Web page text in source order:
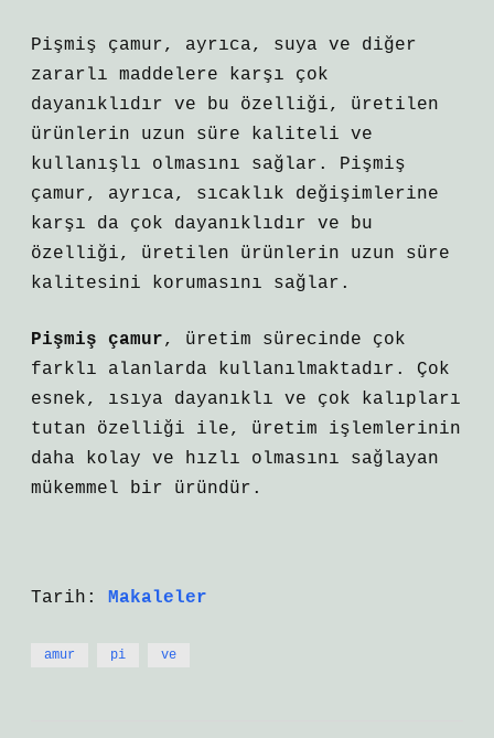
Pişmiş çamur, ayrıca, suya ve diğer
zararlı maddelere karşı çok
dayanıklıdır ve bu özelliği, üretilen
ürünlerin uzun süre kaliteli ve
kullanışlı olmasını sağlar. Pişmiş
çamur, ayrıca, sıcaklık değişimlerine
karşı da çok dayanıklıdır ve bu
özelliği, üretilen ürünlerin uzun süre
kalitesini korumasını sağlar.
Pişmiş çamur, üretim sürecinde çok
farklı alanlarda kullanılmaktadır. Çok
esnek, ısıya dayanıklı ve çok kalıpları
tutan özelliği ile, üretim işlemlerinin
daha kolay ve hızlı olmasını sağlayan
mükemmel bir üründür.
Tarih: Makaleler
amur pi ve